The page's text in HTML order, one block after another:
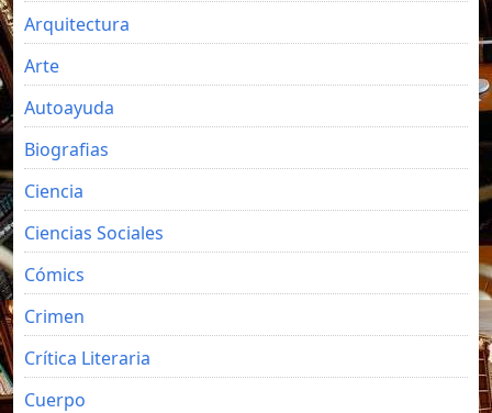
Arquitectura
Arte
Autoayuda
Biografias
Ciencia
Ciencias Sociales
Cómics
Crimen
Crítica Literaria
Cuerpo